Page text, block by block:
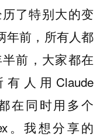
了特别大的变
年前，所有人都
前，大家都在
人用Claude
在同时用多个
。我想分享的